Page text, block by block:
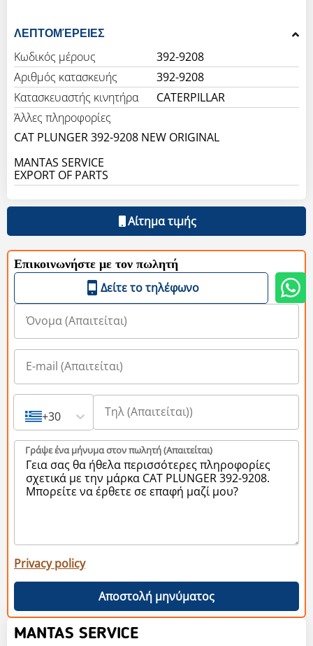
ΛΕΠΤΟΜΈΡΕΙΕΣ
Κωδικός μέρους
392-9208
Αριθμός κατασκευής
392-9208
Κατασκευαστής κινητήρα
CATERPILLAR
Άλλες πληροφορίες
CAT PLUNGER 392-9208 NEW ORIGINAL
MANTAS SERVICE
EXPORT OF PARTS
Αίτημα τιμής
Επικοινωνήστε με τον πωλητή
Δείτε το τηλέφωνο
+30
Γράψε ένα μήνυμα στον πωλητή (Aπαιτείται)
Privacy policy
Αποστολή μηνύματος
MANTAS SERVICE